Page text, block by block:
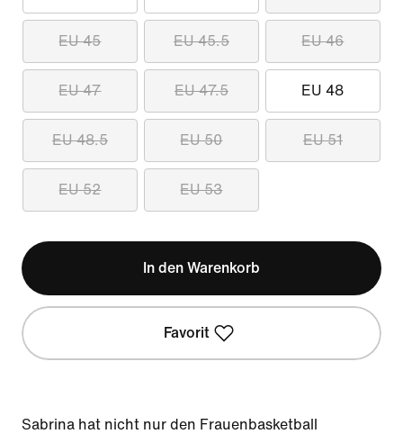
EU 45 EU 45.5 EU 46
EU 47 EU 47.5 EU 48
EU 48.5 EU 50 EU 51
EU 52 EU 53
In den Warenkorb
Favorit
Sabrina hat nicht nur den Frauenbasketball